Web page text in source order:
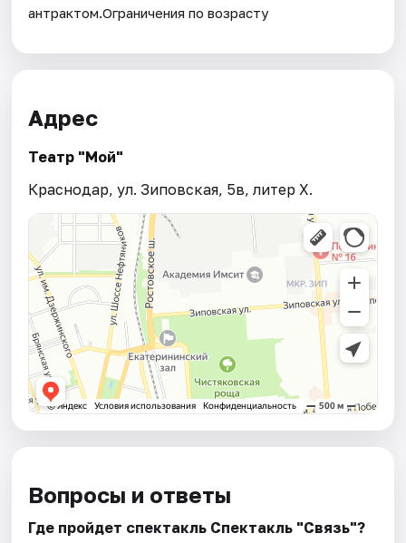
антрактом.Ограничения по возрасту
Адрес
Театр "Мой"
Краснодар, ул. Зиповская, 5в, литер Х.
Вопросы и ответы
Где пройдет спектакль Спектакль "Связь"?